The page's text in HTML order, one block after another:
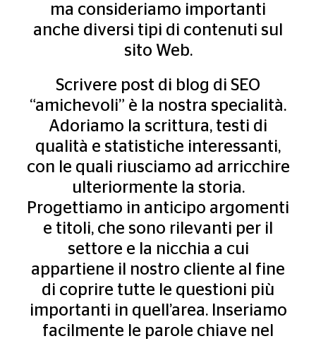
ma consideriamo importanti
anche diversi tipi di contenuti sul
sito Web.
Scrivere post di blog di SEO
“amichevoli” è la nostra specialità.
Adoriamo la scrittura, testi di
qualità e statistiche interessanti,
con le quali riusciamo ad arricchire
ulteriormente la storia.
Progettiamo in anticipo argomenti
e titoli, che sono rilevanti per il
settore e la nicchia a cui
appartiene il nostro cliente al fine
di coprire tutte le questioni più
importanti in quell’area. Inseriamo
facilmente le parole chiave nel